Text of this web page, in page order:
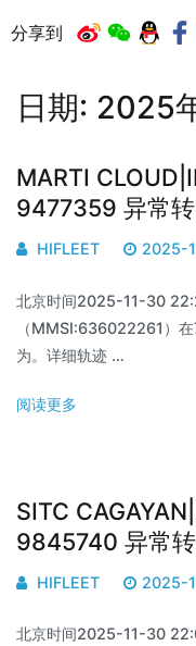
分享到
日期: 2025
MARTI
9477359 异常
HIFLEET 2025-
北京时间2025-11-30
（MMSI:636022261）
为。详细轨迹 …
阅读更多
SITC
9845740 异常
HIFLEET 2025-
北京时间2025-11-30